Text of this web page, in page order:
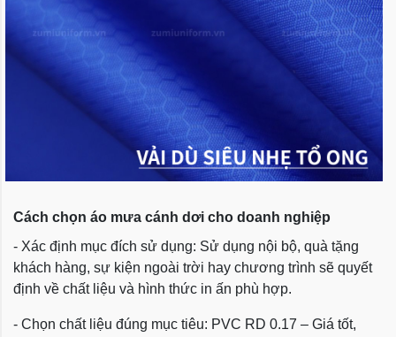
Cách chọn áo mưa cánh dơi cho doanh nghiệp
- Xác định mục đích sử dụng: Sử dụng nội bộ, quà tặng
khách hàng, sự kiện ngoài trời hay chương trình sẽ quyết
định về chất liệu và hình thức in ấn phù hợp.
- Chọn chất liệu đúng mục tiêu: PVC RD 0.17 – Giá tốt,